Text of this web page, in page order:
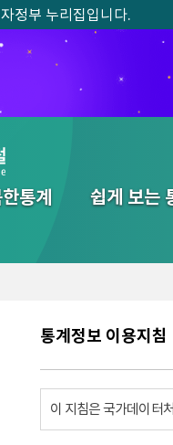
정부 누리집입니다.
통계 쉽게 보는
통계정보 이용지침
이 지침은 국가데이터